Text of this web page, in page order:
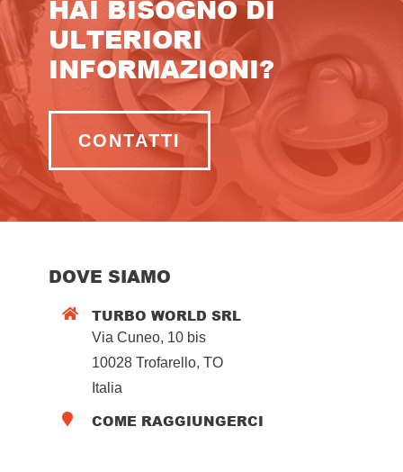
HAI BISOGNO DI
ULTERIORI
INFORMAZIONI?
CONTATTI
DOVE SIAMO
 TURBO WORLD SRL
Via Cuneo, 10 bis
10028 Trofarello, TO
Italia
 COME RAGGIUNGERCI